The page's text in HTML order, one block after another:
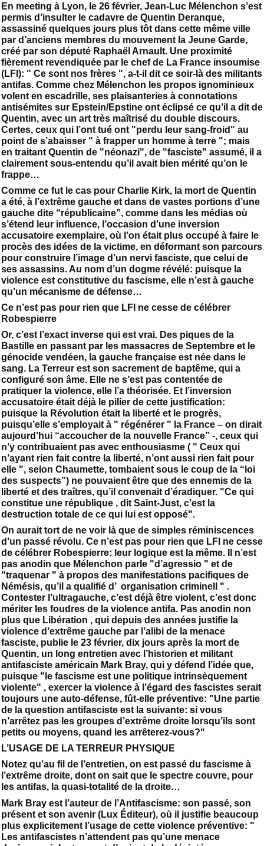
En meeting à Lyon, le 26 février, Jean-Luc Mélenchon s’est
permis d’insulter le cadavre de Quentin Deranque,
assassiné quelques jours plus tôt dans cette même ville
par d’anciens membres du mouvement la Jeune Garde,
créé par son député Raphaël Arnault. Une proximité
fièrement revendiquée par le chef de La France insoumise
(LFI): " Ce sont nos frères ", a-t-il dit ce soir-là des militants
antifas. Comme chez Mélenchon les propos ignominieux
volent en escadrille, ses plaisanteries à connotations
antisémites sur Epstein/Epstine ont éclipsé ce qu’il a dit de
Quentin, avec un art très maîtrisé du double discours.
Certes, ceux qui l’ont tué ont "perdu leur sang-froid" au
point de s’abaisser " à frapper un homme à terre "; mais
en traitant Quentin de "néonazi", de "fasciste" assumé, il a
clairement sous-entendu qu’il avait bien mérité qu’on le
frappe…
Comme ce fut le cas pour Charlie Kirk, la mort de Quentin
a été, à l’extrême gauche et dans de vastes portions d’une
gauche dite “républicaine”, comme dans les médias où
s’étend leur influence, l’occasion d’une inversion
accusatoire exemplaire, où l’on était plus occupé à faire le
procès des idées de la victime, en déformant son parcours
pour construire l’image d’un nervi fasciste, que celui de
ses assassins. Au nom d’un dogme révélé: puisque la
violence est constitutive du fascisme, elle n’est à gauche
qu’un mécanisme de défense…
Ce n’est pas pour rien que LFI ne cesse de célébrer
Robespierre
Or, c’est l’exact inverse qui est vrai. Des piques de la
Bastille en passant par les massacres de Septembre et le
génocide vendéen, la gauche française est née dans le
sang. La Terreur est son sacrement de baptême, qui a
configuré son âme. Elle ne s’est pas contentée de
pratiquer la violence, elle l’a théorisée. Et l’inversion
accusatoire était déjà le pilier de cette justification:
puisque la Révolution était la liberté et le progrès,
puisqu’elle s’employait à " régénérer " la France – on dirait
aujourd’hui “accoucher de la nouvelle France” -, ceux qui
n’y contribuaient pas avec enthousiasme ( " Ceux qui
n’ayant rien fait contre la liberté, n’ont aussi rien fait pour
elle ", selon Chaumette, tombaient sous le coup de la “loi
des suspects”) ne pouvaient être que des ennemis de la
liberté et des traîtres, qu’il convenait d’éradiquer. "Ce qui
constitue une république , dit Saint-Just, c’est la
destruction totale de ce qui lui est opposé".
On aurait tort de ne voir là que de simples réminiscences
d’un passé révolu. Ce n’est pas pour rien que LFI ne cesse
de célébrer Robespierre: leur logique est la même. Il n’est
pas anodin que Mélenchon parle "d’agressio " et de
"traquenar " à propos des manifestations pacifiques de
Némésis, qu’il a qualifié d’ organisation criminell " .
Contester l’ultragauche, c’est déjà être violent, c’est donc
mériter les foudres de la violence antifa. Pas anodin non
plus que Libération , qui depuis des années justifie la
violence d’extrême gauche par l’alibi de la menace
fasciste, publie le 23 février, dix jours après la mort de
Quentin, un long entretien avec l’historien et militant
antifasciste américain Mark Bray, qui y défend l’idée que,
puisque "le fascisme est une politique intrinsèquement
violente" , exercer la violence à l’égard des fascistes serait
toujours une auto-défense, fût-elle préventive: "Une partie
de la question antifasciste est la suivante: si vous
n’arrêtez pas les groupes d’extrême droite lorsqu’ils sont
petits ou moyens, quand les arrêterez-vous?"
L’USAGE DE LA TERREUR PHYSIQUE
Notez qu’au fil de l’entretien, on est passé du fascisme à
l’extrême droite, dont on sait que le spectre couvre, pour
les antifas, la quasi-totalité de la droite…
Mark Bray est l’auteur de l’Antifascisme: son passé, son
présent et son avenir (Lux Éditeur), où il justifie beaucoup
plus explicitement l’usage de cette violence préventive: "
Les antifascistes n’attendent pas qu’une menace